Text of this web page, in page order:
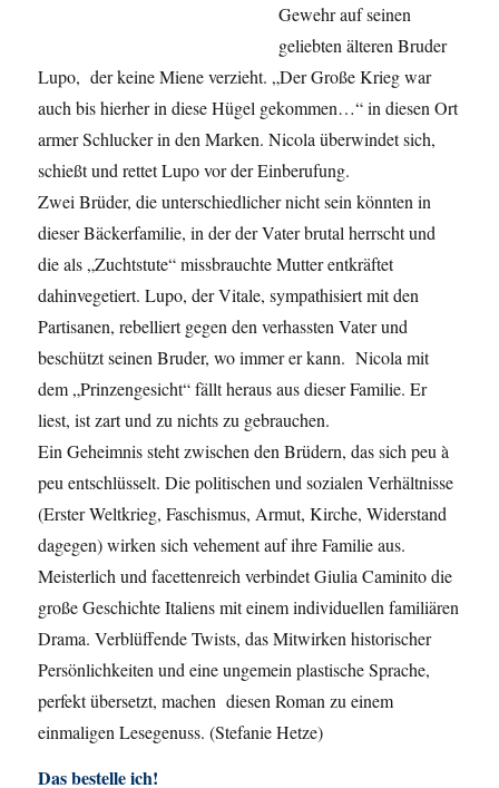
Gewehr auf seinen
geliebten älteren Bruder
Lupo, der keine Miene verzieht. „Der Große Krieg war
auch bis hierher in diese Hügel gekommen…“ in diesen Ort
armer Schlucker in den Marken. Nicola überwindet sich,
schießt und rettet Lupo vor der Einberufung.
Zwei Brüder, die unterschiedlicher nicht sein könnten in
dieser Bäckerfamilie, in der der Vater brutal herrscht und
die als „Zuchtstute“ missbrauchte Mutter entkräftet
dahinvegetiert. Lupo, der Vitale, sympathisiert mit den
Partisanen, rebelliert gegen den verhassten Vater und
beschützt seinen Bruder, wo immer er kann. Nicola mit
dem „Prinzengesicht“ fällt heraus aus dieser Familie. Er
liest, ist zart und zu nichts zu gebrauchen.
Ein Geheimnis steht zwischen den Brüdern, das sich peu à
peu entschlüsselt. Die politischen und sozialen Verhältnisse
(Erster Weltkrieg, Faschismus, Armut, Kirche, Widerstand
dagegen) wirken sich vehement auf ihre Familie aus.
Meisterlich und facettenreich verbindet Giulia Caminito die
große Geschichte Italiens mit einem individuellen familiären
Drama. Verblüffende Twists, das Mitwirken historischer
Persönlichkeiten und eine ungemein plastische Sprache,
perfekt übersetzt, machen diesen Roman zu einem
einmaligen Lesegenuss. (Stefanie Hetze)
Das bestelle ich!